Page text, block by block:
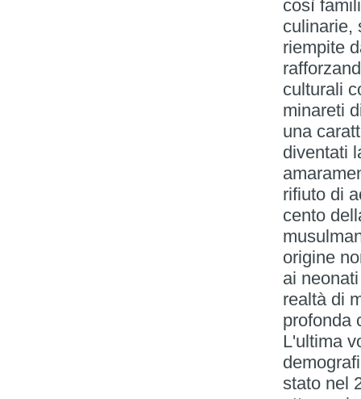
così
culinarie,
riempite
culturali
minareti
una
diventati
rifiuto di
cento
origine
ai
realtà di
profonda
L'ultima
stato nel